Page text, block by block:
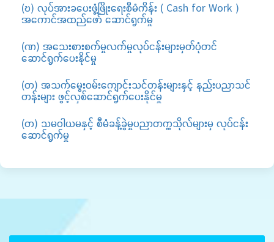
(ဎ) လုပ်အားခပေးဖွံ့ဖြိုးရေးစီမံကိန်း ( Cash for Work )
အကောင်အထည်ဖော် ဆောင်ရွက်မှု
(ဏ) အသေးစားစက်မှုလက်မှုလုပ်ငန်းများမှတ်ပုံတင်
ဆောင်ရွက်ပေးနိုင်မှု
(တ) အသက်မွေးဝမ်းကျောင်းသင်တန်းများနှင့် နည်းပညာသင်
တန်းများ ဖွင့်လှစ်ဆောင်ရွက်ပေးနိုင်မှု
(တ) သမဝါယမနှင့် စီမံခန့်ခွဲမှုပညာတက္ကသိုလ်များမှ လုပ်ငန်း
ဆောင်ရွက်မှု